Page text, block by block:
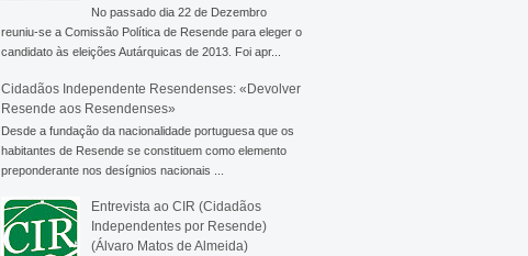
No passado dia 22 de Dezembro
reuniu-se a Comissão Política de Resende para eleger o
candidato às eleições Autárquicas de 2013. Foi apr...
Cidadãos Independente Resendenses: «Devolver
Resende aos Resendenses»
Desde a fundação da nacionalidade portuguesa que os
habitantes de Resende se constituem como elemento
preponderante nos desígnios nacionais ...
Entrevista ao CIR (Cidadãos
Independentes por Resende)
(Álvaro Matos de Almeida)